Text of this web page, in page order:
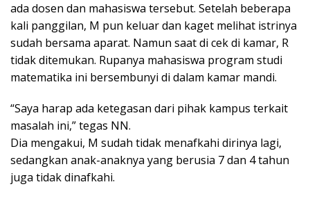
ada dosen dan mahasiswa tersebut. Setelah beberapa
kali panggilan, M pun keluar dan kaget melihat istrinya
sudah bersama aparat. Namun saat di cek di kamar, R
tidak ditemukan. Rupanya mahasiswa program studi
matematika ini bersembunyi di dalam kamar mandi.
“Saya harap ada ketegasan dari pihak kampus terkait
masalah ini,” tegas NN.
Dia mengakui, M sudah tidak menafkahi dirinya lagi,
sedangkan anak-anaknya yang berusia 7 dan 4 tahun
juga tidak dinafkahi.